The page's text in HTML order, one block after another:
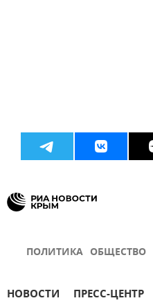
ПОЛИТИКА ОБЩЕСТВО
НОВОСТИ ПРЕСС-ЦЕНТР